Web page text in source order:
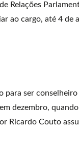
Relações
ao cargo, até 4 de
ser
dezembro,
Ricardo Couto